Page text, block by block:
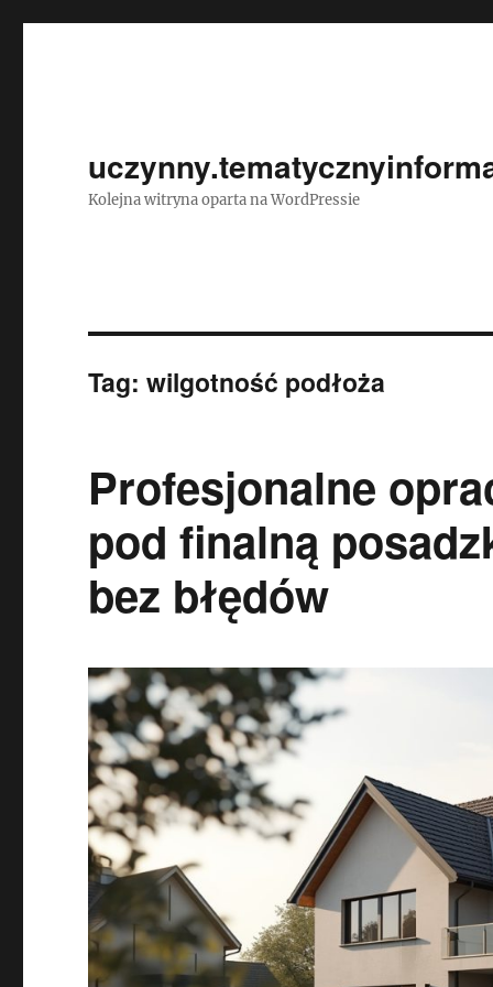
Kolejna witryna oparta na WordPressie
Tag:wilgotność podłoża
Profesjonalne
pod finalną
bez błędów